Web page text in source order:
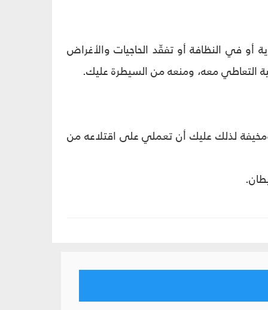
في النظافة أو تفقّد الحاجيات والأغراض
التعاطي معه، ومنعه من السيطرة عليك.
لذلك عليك أن تعملي على اقتلاعه من